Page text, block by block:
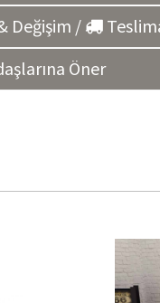
Değişim /
Öner